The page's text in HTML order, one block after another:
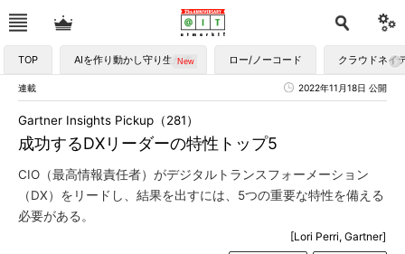
TOP AIを作り動かし守り生かす ロー/ノーコード クラウドネイ
連載 2022年11月18日 公開
成功するDXリーダーの特性トップ5
Gartner Insights Pickup（281）
CIO（最高情報責任者）がデジタルトランスフォーメーション
（DX）をリードし、結果を出すには、5つの重要な特性を備える
必要がある。
[Lori Perri, Gartner]